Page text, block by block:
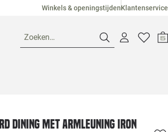
Winkels & openingstijdenKlantenservice
Zoeken…
Loods 5
Dining met armleuning iron